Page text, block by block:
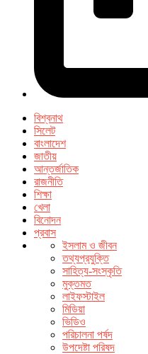
বিশ্বনাথ
সিলেট
বাংলাদেশ
জাতীয়
আন্তর্জাতিক
রাজনীতি
শিক্ষা
খেলা
বিনোদন
প্রবাস
ইসলাম ও জীবন
তথ্যপ্রযুক্তি
সাহিত্য-সংস্কৃতি
মুক্তমত
লাইফস্টাইল
মিডিয়া
ভিডিও
পরিচালনা পর্ষদ
উপদেষ্টা পরিষদ